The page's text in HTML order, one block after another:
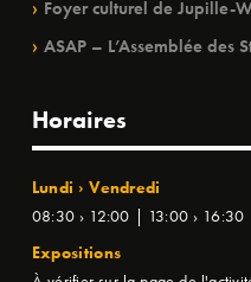
Foyer culturel de Jupille-
ASAP – L’Assemblée des
Horaires
Lundi › Vendredi
08:30 › 12:00 | 13:00 › 16:30
Expositions